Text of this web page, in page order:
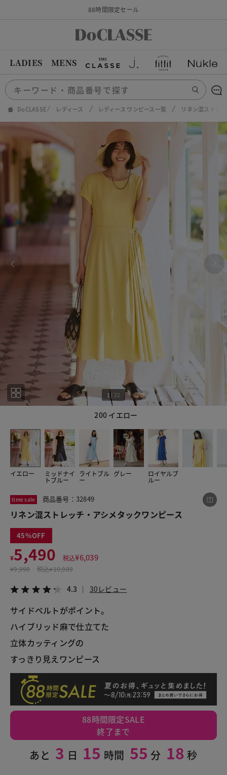
88時間限定セール
LADIES MENS
DoCLASSE レディース レディース ワンピース一覧 リネン混ストレ
200 イエロー
1| 22
イエロー ミッドナイ
トブルー
ライトブル
ー
グレー ロイヤルブ
ルー
22
time sale 商品番号：32849
リネン混ストレッチ・アシメタックワンピース
45
¥5,490 税込¥6,039
¥9,990 税込¥10,989
4.3 30レビュー
サイドベルトがポイント。
ハイブリッド麻で仕立てた
立体カッティングの
すっきり見えワンピース
88時間限定SALE
終了まで
あと 3 日 15 時間 55 分 17 秒
この商品をシェアする
リネン混ストレッチ・アシメタックワンピース